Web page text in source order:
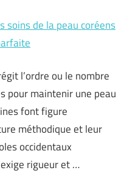
soins de la peau coréens
l’ordre ou le nombre
pour maintenir une peau
font figure
méthodique et leur
occidentaux
rigueur et …